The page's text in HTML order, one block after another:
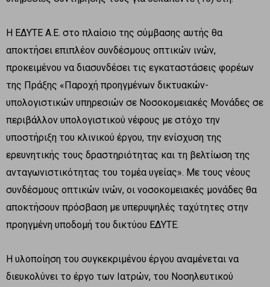
Η ΕΔΥΤΕ Α.Ε. στο πλαίσιο της σύμβασης αυτής θα
αποκτήσει επιπλέον συνδέσμους οπτικών ινών,
προκειμένου να διασυνδέσει τις εγκαταστάσεις φορέων
της Πράξης «Παροχή προηγμένων δικτυακών-
υπολογιστικών υπηρεσιών σε Νοσοκομειακές Μονάδες σε
περιβάλλον υπολογιστικού νέφους με στόχο την
υποστήριξη του κλινικού έργου, την ενίσχυση της
ερευνητικής τους δραστηριότητας και τη βελτίωση της
ανταγωνιστικότητας του τομέα υγείας». Με τους νέους
συνδέσμους οπτικών ινών, οι νοσοκομειακές μονάδες θα
αποκτήσουν πρόσβαση με υπερυψηλές ταχύτητες στην
προηγμένη υποδομή του δικτύου ΕΔΥΤΕ.
Η υλοποίηση του συγκεκριμένου έργου αναμένεται να
διευκολύνει το έργο των Ιατρών, του Νοσηλευτικού